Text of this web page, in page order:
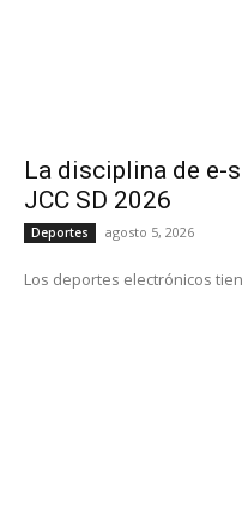
La disciplina de e-
JCC SD 2026
Deportes agosto 5, 2026
Los deportes electrónicos